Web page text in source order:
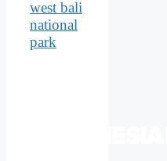
west bali
national
park